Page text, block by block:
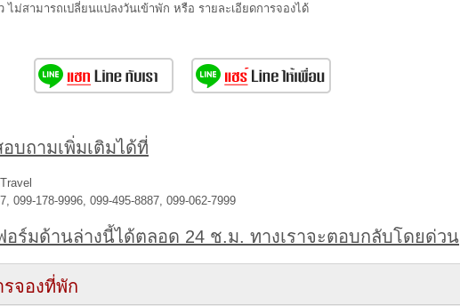
ไม่สามารถเปลี่ยนแปลงวันเข้าพัก หรือ รายละเอียดการจองได้
บถามเพิ่มเติมได้ที่
099-178-9996, 099-495-8887, 099-062-7999
ร์มด้านล่างนี้ได้ตลอด 24 ช.ม. ทางเราจะตอบกลับโดยด่วน
จองที่พัก